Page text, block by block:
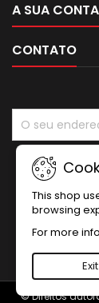
A SUA CONTA
CONTATO
This shop
browsing
For more
Exit
© Direitos